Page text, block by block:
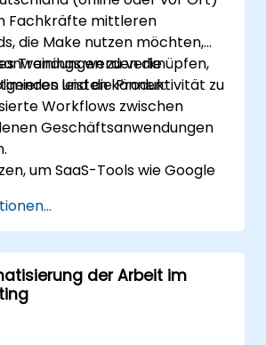
zur Skalierung von
erfolgreich
Fachkräfte mittleren
die Make nutzen möchten,
zu verknüpfen,
und die Produktivität zu
Trainings werden die
leisten können:
Workflows zwischen
Geschäftsanwendungen
um SaaS-Tools wie Google
Workflows ohne
entwerfen und
Workflows optimieren
beheben.
der Arbeit im